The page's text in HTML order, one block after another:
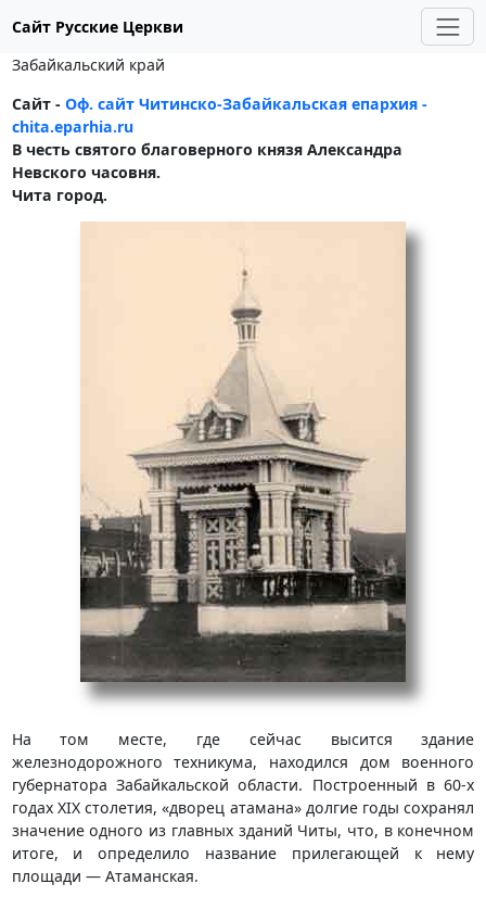
Сайт Русские Церкви
Забайкальский край
Сайт - Оф. сайт Читинско-Забайкальская епархия -
chita.eparhia.ru
В честь святого благоверного князя Александра
Невского часовня.
Чита город.
На том месте, где сейчас высится здание
железнодорожного техникума, находился дом военного
губернатора Забайкальской области. Построенный в 60-х
годах XIX столетия, «дворец атамана» долгие годы сохранял
значение одного из главных зданий Читы, что, в конечном
итоге, и определило название прилегающей к нему
площади — Атаманская.